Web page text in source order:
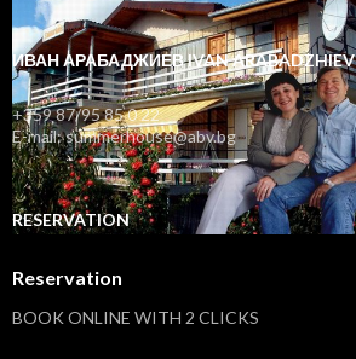
ИВАН АРАБАДЖИЕВ IVAN ARABADZHIEV
+359 87/95 85 0 22
E-mail: summerhouse@abv.bg
RESERVATION
Reservation
BOOK ONLINE WITH 2 CLICKS